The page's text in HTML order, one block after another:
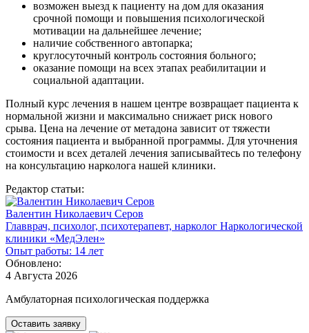
возможен выезд к пациенту на дом для оказания
срочной помощи и повышения психологической
мотивации на дальнейшее лечение;
наличие собственного автопарка;
круглосуточный контроль состояния больного;
оказание помощи на всех этапах реабилитации и
социальной адаптации.
Полный курс лечения в нашем центре возвращает пациента к
нормальной жизни и максимально снижает риск нового
срыва. Цена на лечение от метадона зависит от тяжести
состояния пациента и выбранной программы. Для уточнения
стоимости и всех деталей лечения записывайтесь по телефону
на консультацию нарколога нашей клиники.
Редактор статьи:
Валентин Николаевич Серов
Главврач, психолог, психотерапевт, нарколог Наркологической
клиники «МедЭлен»
Опыт работы: 14 лет
Обновлено:
4 Августа 2026
Амбулаторная психологическая поддержка
Оставить заявку